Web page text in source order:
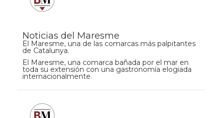
Noticias del Maresme
El Maresme, una de las comarcas más palpitantes
de Catalunya.
El Maresme, una comarca bañada por el mar en
toda su extensión con una gastronomía elogiada
internacionalmente.